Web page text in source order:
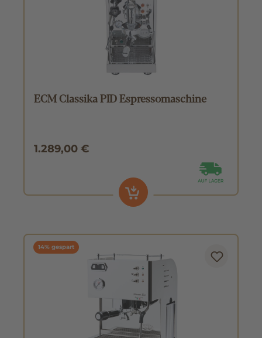
ECM Classika PID Espressomaschine
1.289,00 €
14% gespart